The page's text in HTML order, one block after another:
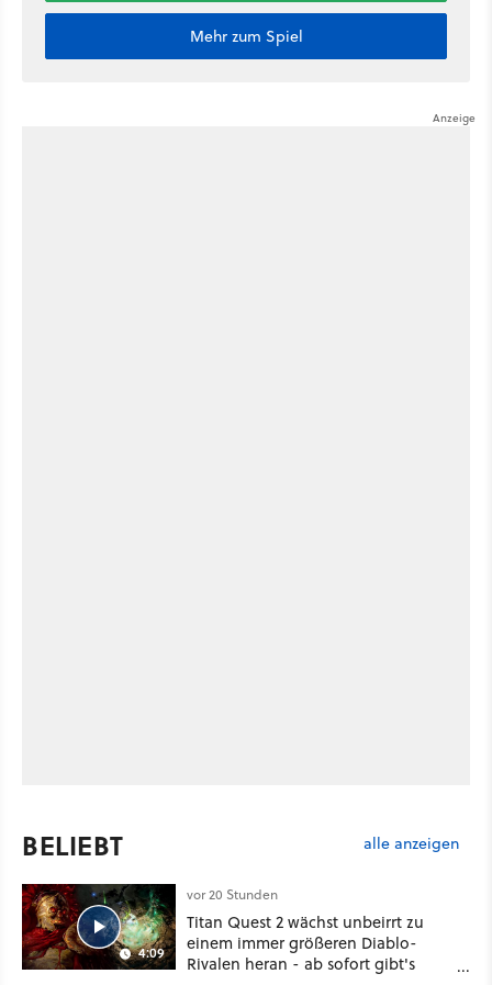
Mehr zum Spiel
BELIEBT alle anzeigen
4:09
vor 20 Stunden
Titan Quest 2 wächst unbeirrt zu
einem immer größeren Diablo-
Rivalen heran - ab sofort gibt's